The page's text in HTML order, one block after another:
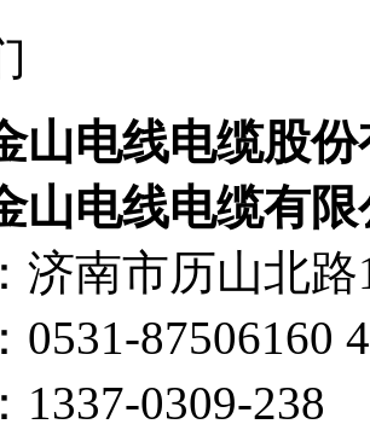
山电线电缆股
山电线电缆有限
济南市历山北路
0531-87506160
1337-0309-238